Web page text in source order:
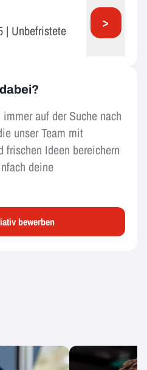
| Unbefristete
>
auf der Suche nach
unser Team mit
frischen Ideen bereichern
deine
bewerben